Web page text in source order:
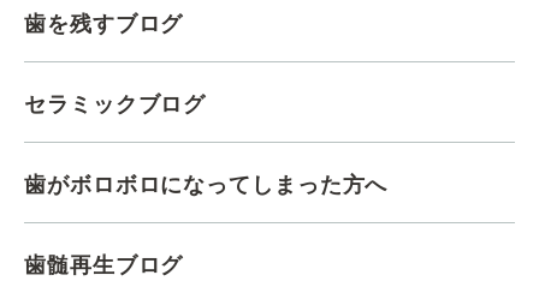
歯を残すブログ
セラミックブログ
歯がボロボロになってしまった方へ
歯髄再生ブログ